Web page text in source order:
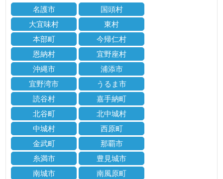
名護市
国頭村
大宜味村
東村
本部町
今帰仁村
恩納村
宜野座村
沖縄市
浦添市
宜野湾市
うるま市
読谷村
嘉手納町
北谷町
北中城村
中城村
西原町
金武町
那覇市
糸満市
豊見城市
南城市
南風原町